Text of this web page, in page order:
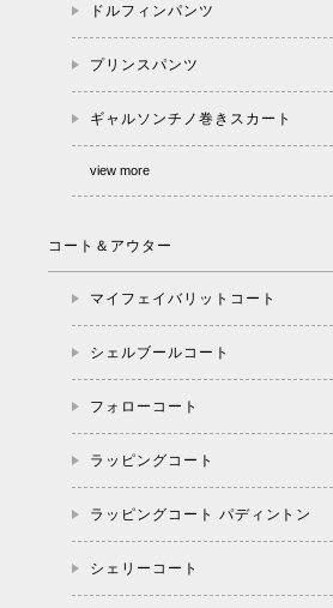
ドルフィンパンツ
プリンスパンツ
ギャルソンチノ巻きスカート
view more
コート＆アウター
マイフェイバリットコート
シェルブールコート
フォローコート
ラッピングコート
ラッピングコート パディントン
シェリーコート